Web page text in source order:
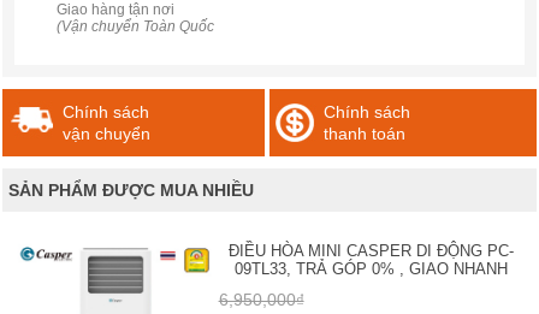
Giao hàng tận nơi
(Vận chuyển Toàn Quốc
Chính sách
vận chuyển
Chính sách
thanh toán
SẢN PHẨM ĐƯỢC MUA NHIỀU
ĐIỀU HÒA MINI CASPER DI ĐỘNG PC-
09TL33, TRẢ GÓP 0% , GIAO NHANH
6,950,000₫